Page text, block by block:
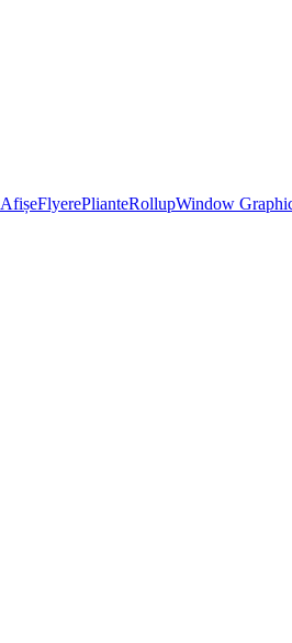
AfișeFlyerePlianteRollupWindow